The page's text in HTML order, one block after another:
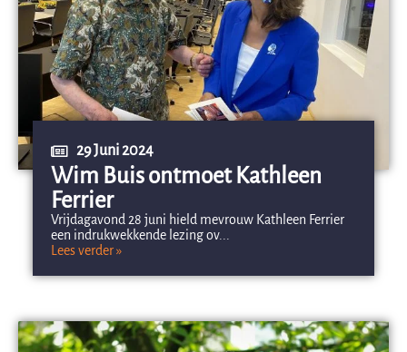
29 Juni 2024
Wim Buis ontmoet Kathleen
Ferrier
Vrijdagavond 28 juni hield mevrouw Kathleen Ferrier
een indrukwekkende lezing ov...
Lees verder »